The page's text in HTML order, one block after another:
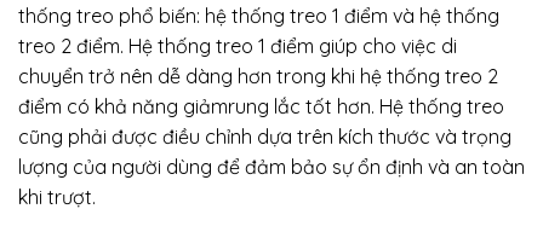
thống treo phổ biến: hệ thống treo 1 điểm và hệ thống
treo 2 điểm. Hệ thống treo 1 điểm giúp cho việc di
chuyển trở nên dễ dàng hơn trong khi hệ thống treo 2
điểm có khả năng giảmrung lắc tốt hơn. Hệ thống treo
cũng phải được điều chỉnh dựa trên kích thước và trọng
lượng của người dùng để đảm bảo sự ổn định và an toàn
khi trượt.